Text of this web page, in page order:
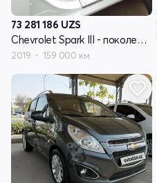
73 281 186 UZS
Chevrolet Spark III - поколение
2019 159 000 км